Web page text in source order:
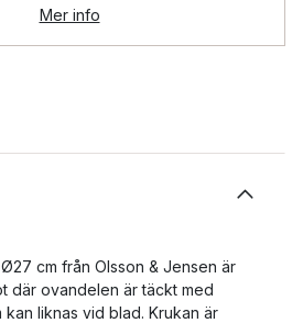
Mer info
cm från Olsson & Jensen är
där ovandelen är täckt med
liknas vid blad. Krukan är